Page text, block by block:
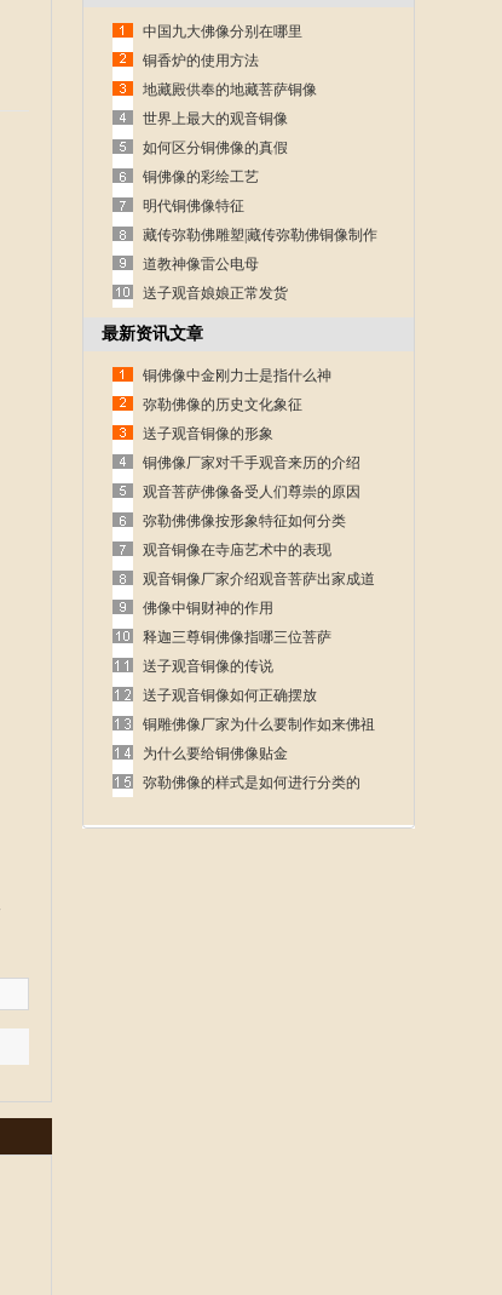
中国九大佛像分别在哪里
铜香炉的使用方法
地藏殿供奉的地藏菩萨铜像
世界上最大的观音铜像
如何区分铜佛像的真假
铜佛像的彩绘工艺
明代铜佛像特征
藏传弥勒佛雕塑|藏传弥勒佛铜像制作
道教神像雷公电母
送子观音娘娘正常发货
最新资讯文章
铜佛像中金刚力士是指什么神
弥勒佛像的历史文化象征
送子观音铜像的形象
铜佛像厂家对千手观音来历的介绍
观音菩萨佛像备受人们尊崇的原因
弥勒佛佛像按形象特征如何分类
观音铜像在寺庙艺术中的表现
观音铜像厂家介绍观音菩萨出家成道
的故事
佛像中铜财神的作用
释迦三尊铜佛像指哪三位菩萨
送子观音铜像的传说
送子观音铜像如何正确摆放
铜雕佛像厂家为什么要制作如来佛祖
呢
为什么要给铜佛像贴金
弥勒佛像的样式是如何进行分类的